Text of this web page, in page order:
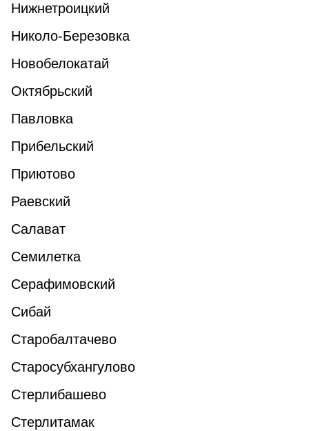
Нижнетроицкий
Николо-Березовка
Новобелокатай
Октябрьский
Павловка
Прибельский
Приютово
Раевский
Салават
Семилетка
Серафимовский
Сибай
Старобалтачево
Старосубхангулово
Стерлибашево
Стерлитамак